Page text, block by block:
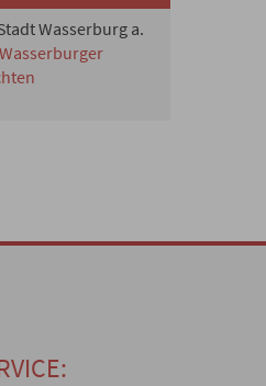
Wasserburg a.
Wasserburger